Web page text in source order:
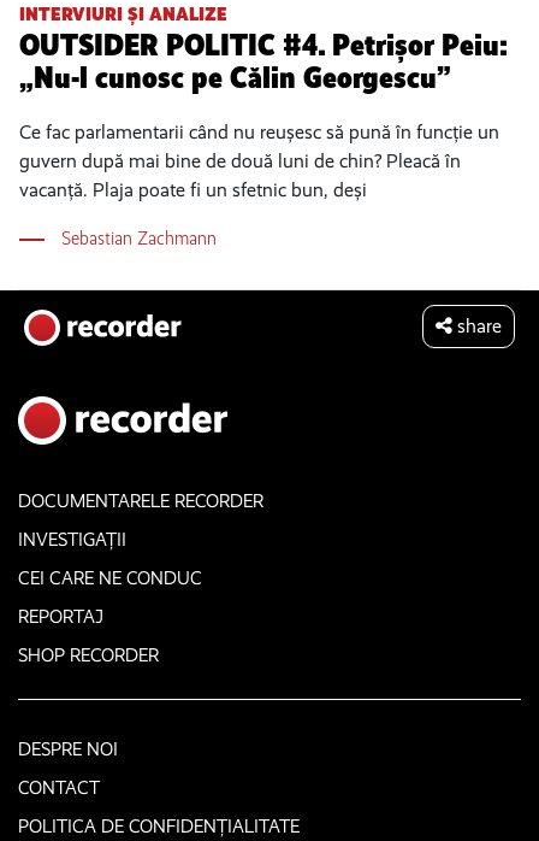
INTERVIURI ȘI ANALIZE
OUTSIDER POLITIC #4. Petrișor Peiu:
„Nu-l cunosc pe Călin Georgescu”
Ce fac parlamentarii când nu reușesc să pună în funcție un
guvern după mai bine de două luni de chin? Pleacă în
vacanță. Plaja poate fi un sfetnic bun, deși
Sebastian Zachmann
share
DOCUMENTARELE RECORDER
INVESTIGAȚII
CEI CARE NE CONDUC
REPORTAJ
SHOP RECORDER
DESPRE NOI
CONTACT
POLITICA DE CONFIDENȚIALITATE